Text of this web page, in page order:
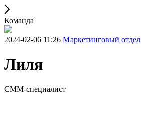
Команда
2024-02-06 11:26 Маркетинговый отдел
Лиля
СММ-специалист